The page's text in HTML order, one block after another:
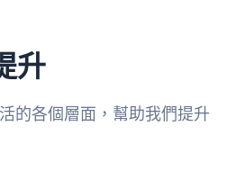
升
的各個層面，幫助我們提升